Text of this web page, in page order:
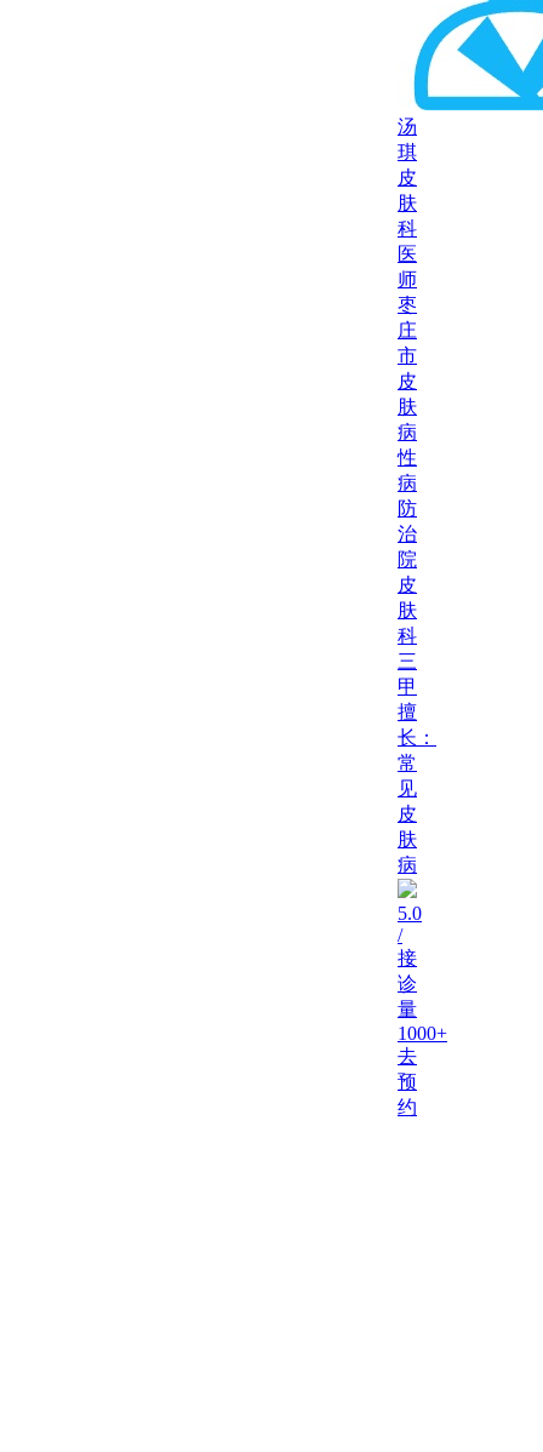
汤
琪
皮
肤
科
医
师
枣
庄
市
皮
肤
病
性
病
防
治
院
皮
肤
科
三
甲
擅
长：
常
见
皮
肤
病
5.0
/
接
诊
量
1000+
去
预
约